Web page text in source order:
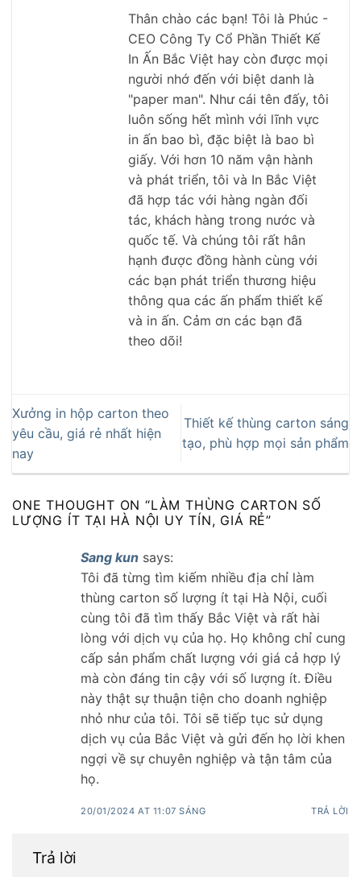
Thân chào các bạn! Tôi là Phúc -
CEO Công Ty Cổ Phần Thiết Kế
In Ấn Bắc Việt hay còn được mọi
người nhớ đến với biệt danh là
"paper man". Như cái tên đấy, tôi
luôn sống hết mình với lĩnh vực
in ấn bao bì, đặc biệt là bao bì
giấy. Với hơn 10 năm vận hành
và phát triển, tôi và In Bắc Việt
đã hợp tác với hàng ngàn đối
tác, khách hàng trong nước và
quốc tế. Và chúng tôi rất hân
hạnh được đồng hành cùng với
các bạn phát triển thương hiệu
thông qua các ấn phẩm thiết kế
và in ấn. Cảm ơn các bạn đã
theo dõi!
Xưởng in hộp carton theo
yêu cầu, giá rẻ nhất hiện
nay
Thiết kế thùng carton sáng
tạo, phù hợp mọi sản phẩm
ONE THOUGHT ON “LÀM THÙNG CARTON SỐ
LƯỢNG ÍT TẠI HÀ NỘI UY TÍN, GIÁ RẺ”
Sang kun says:
Tôi đã từng tìm kiếm nhiều địa chỉ làm
thùng carton số lượng ít tại Hà Nội, cuối
cùng tôi đã tìm thấy Bắc Việt và rất hài
lòng với dịch vụ của họ. Họ không chỉ cung
cấp sản phẩm chất lượng với giá cả hợp lý
mà còn đáng tin cậy với số lượng ít. Điều
này thật sự thuận tiện cho doanh nghiệp
nhỏ như của tôi. Tôi sẽ tiếp tục sử dụng
dịch vụ của Bắc Việt và gửi đến họ lời khen
ngợi về sự chuyên nghiệp và tận tâm của
họ.
20/01/2024 AT 11:07 SÁNG TRẢ LỜI
Trả lời